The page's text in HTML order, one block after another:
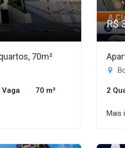
70m²
Vaga 70 m²
R$
2
Mais